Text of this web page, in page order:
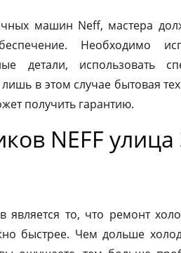
машин Neff, мастера
Необходимо
детали, использовать
в этом случае бытовая
получить гарантию.
NEFF улица
то, что ремонт
быстрее. Чем дольше